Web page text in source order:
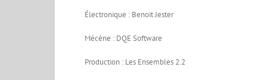
Électronique : Benoit Jester
Mécène : DQE Software
Production : Les Ensembles 2.2